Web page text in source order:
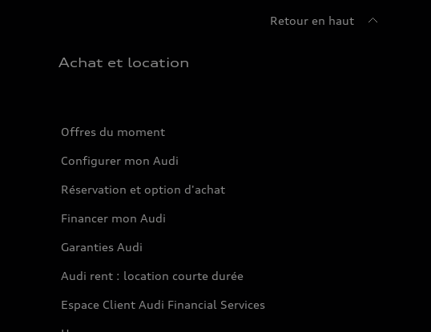
Retour en haut
Achat et location
Offres du moment
Configurer mon Audi
Réservation et option d'achat
Financer mon Audi
Garanties Audi
Audi rent : location courte durée
Espace Client Audi Financial Services